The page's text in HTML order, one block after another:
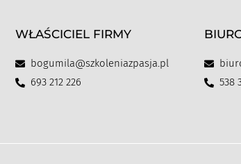
WŁAŚCICIEL FIRMY
bogumila@szkoleniazpasja.pl
693 212 226
538